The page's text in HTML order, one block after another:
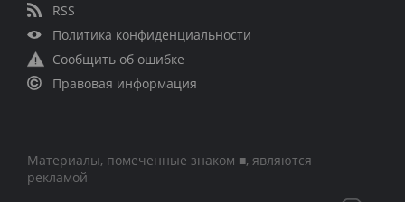
RSS
Политика конфиденциальности
Сообщить об ошибке
Правовая информация
Материалы, помеченные знаком ■, являются
рекламой